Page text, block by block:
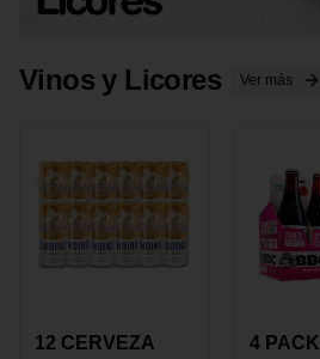
Vinos y Licores Ver más
12 CERVEZA
4 PACK